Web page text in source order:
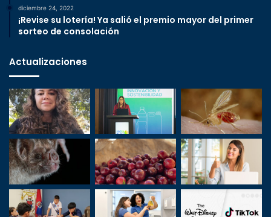
diciembre 24, 2022
¡Revise su lotería! Ya salió el premio mayor del primer
sorteo de consolación
Actualizaciones